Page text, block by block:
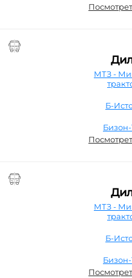
МТЗ -
Б-
МТЗ -
Б-